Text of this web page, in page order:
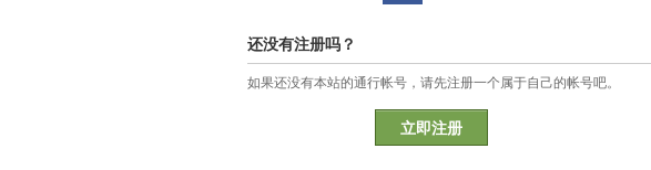
还没有注册吗？
如果还没有本站的通行帐号，请先注册一个属于自己的帐号吧。
立即注册